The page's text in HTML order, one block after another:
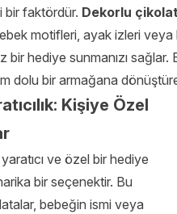
bir faktördür. Dekorlu
motifleri, ayak izleri
hediye sunmanızı
dolu bir armağana
Kişiye Özel
ve özel bir hediye
bir seçenektir. Bu
bebeğin ismi veya